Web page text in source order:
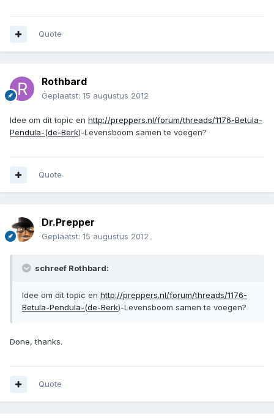
Quote
Rothbard
Geplaatst: 15 augustus 2012
Idee om dit topic en http://preppers.nl/forum/threads/1176-Betula-
Pendula-(de-Berk)-Levensboom samen te voegen?
Quote
Dr.Prepper
Geplaatst: 15 augustus 2012
schreef Rothbard:
Idee om dit topic en http://preppers.nl/forum/threads/1176-
Betula-Pendula-(de-Berk)-Levensboom samen te voegen?
Done, thanks.
Quote